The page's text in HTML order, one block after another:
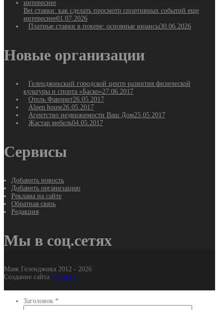
Bet ставки: как сделать просмотр спортивных событий еще
интереснее01.07.2026
Платные ставки в покере: основные нюансы30.06.2026
Новые организации
Геленджикский городской центр развития физической
культуры и спорта «Баско»27.06.2017
Отель Фаворит26.05.2017
Alpen house26.05.2017
Агентство недвижимости Ваш Дом25.05.2017
Жастар мебель04.05.2017
Сервисы
Добавить новость
Добавить организацию
Реклама на сайте
Обратная связь
Редакция
Мы в соц.сетях
Маяк Геленджика 2012 - 2026
Создание сайта It-Gel.ru
Заголовок *